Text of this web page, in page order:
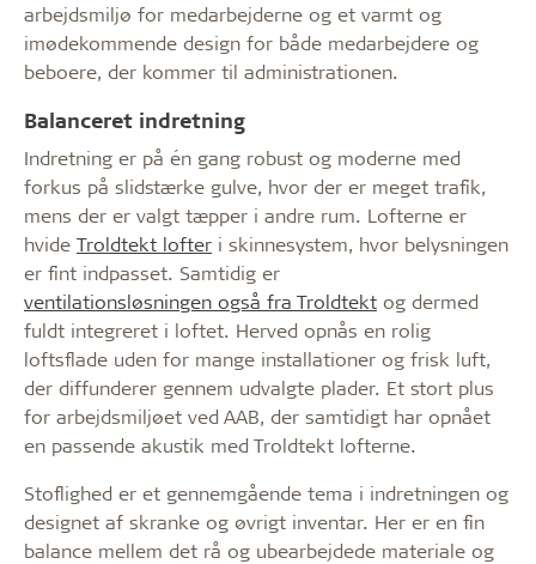
arbejdsmiljø for medarbejderne og et varmt og
imødekommende design for både medarbejdere og
beboere, der kommer til administrationen.
Balanceret indretning
Indretning er på én gang robust og moderne med
forkus på slidstærke gulve, hvor der er meget trafik,
mens der er valgt tæpper i andre rum. Lofterne er
hvide Troldtekt lofter i skinnesystem, hvor belysningen
er fint indpasset. Samtidig er
ventilationsløsningen også fra Troldtekt og dermed
fuldt integreret i loftet. Herved opnås en rolig
loftsflade uden for mange installationer og frisk luft,
der diffunderer gennem udvalgte plader. Et stort plus
for arbejdsmiljøet ved AAB, der samtidigt har opnået
en passende akustik med Troldtekt lofterne.
Stoflighed er et gennemgående tema i indretningen og
designet af skranke og øvrigt inventar. Her er en fin
balance mellem det rå og ubearbejdede materiale og